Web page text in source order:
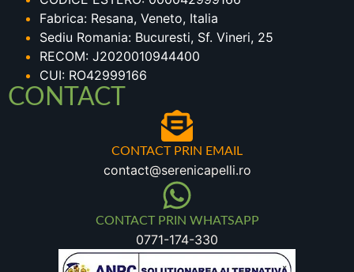
Fabrica: Resana, Veneto, Italia
Sediu Romania: Bucuresti, Sf. Vineri, 25
RECOM: J2020010944400
CUI: RO42999166
CONTACT
CONTACT PRIN EMAIL
contact@serenicapelli.ro
CONTACT PRIN WHATSAPP
0771-174-330